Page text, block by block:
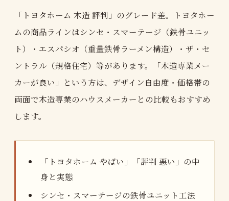
「トヨタホーム 木造 評判」のグレード差。トヨタホー
ムの商品ラインはシンセ・スマーテージ（鉄骨ユニッ
ト）・エスパシオ（重量鉄骨ラーメン構造）・ザ・セ
ントラル（規格住宅）等があります。「木造専業メー
カーが良い」という方は、デザイン自由度・価格帯の
両面で木造専業のハウスメーカーとの比較もおすすめ
します。
「トヨタホーム やばい」「評判 悪い」の中
身と実態
シンセ・スマーテージの鉄骨ユニット工法